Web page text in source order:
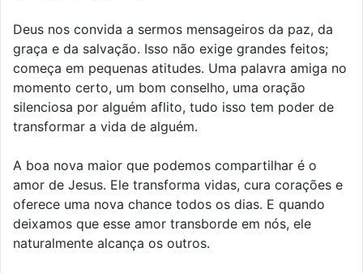
Deus nos convida a sermos mensageiros da paz, da
graça e da salvação. Isso não exige grandes feitos;
começa em pequenas atitudes. Uma palavra amiga no
momento certo, um bom conselho, uma oração
silenciosa por alguém aflito, tudo isso tem poder de
transformar a vida de alguém.
A boa nova maior que podemos compartilhar é o
amor de Jesus. Ele transforma vidas, cura corações e
oferece uma nova chance todos os dias. E quando
deixamos que esse amor transborde em nós, ele
naturalmente alcança os outros.